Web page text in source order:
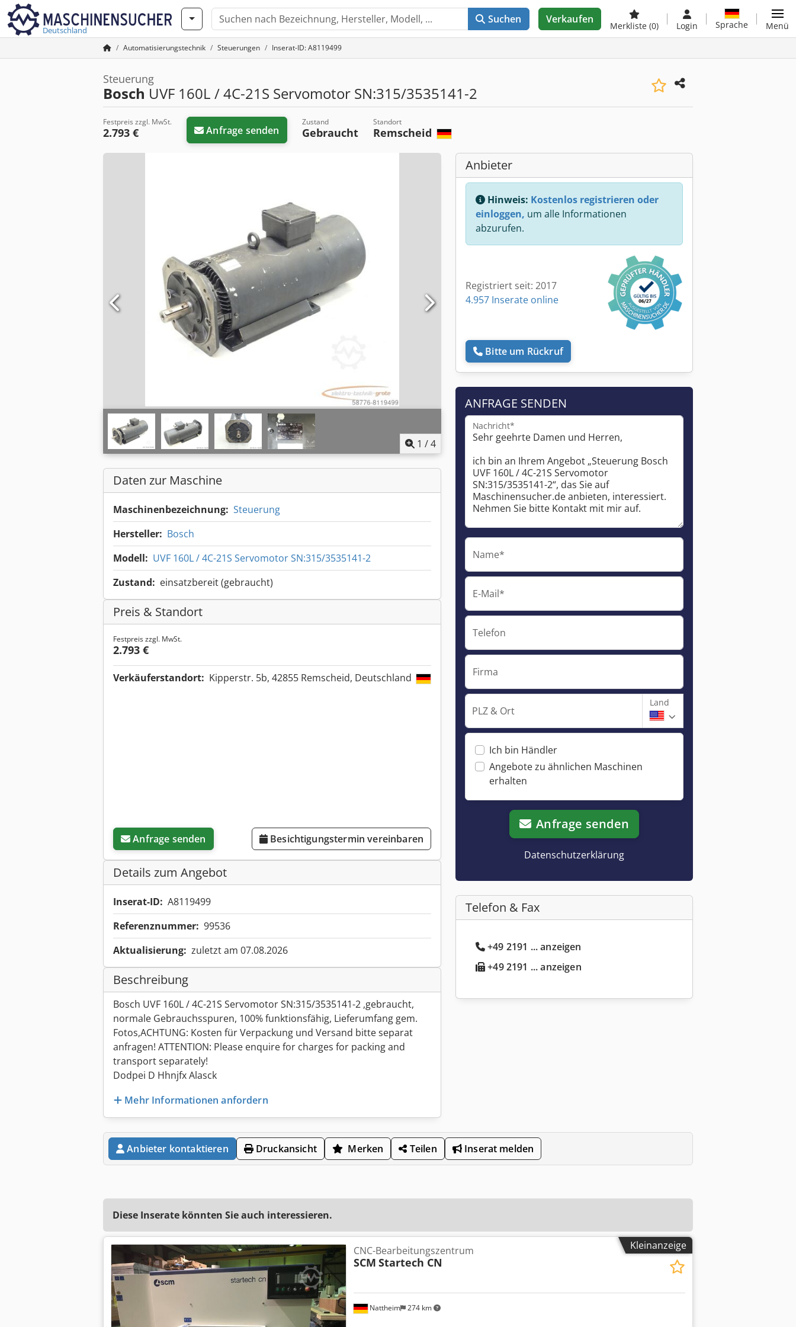
Deutschland
Suchen Verkaufen
Merkliste (0) Login Sprache Menü
Automatisierungstechnik Steuerungen Inserat-ID: A8119499
Steuerung
Bosch UVF 160L / 4C-21S Servomotor SN:315/3535141-2
Festpreis zzgl. MwSt.
2.793 € Anfrage senden
Zustand
Gebraucht
Standort
Remscheid
1 /4
Daten zur Maschine
Maschinenbezeichnung: Steuerung
Hersteller: Bosch
Modell: UVF 160L / 4C-21S Servomotor SN:315/3535141-2
Zustand: einsatzbereit (gebraucht)
Preis & Standort
Festpreis zzgl. MwSt.
2.793 €
Verkäuferstandort: Kipperstr. 5b, 42855 Remscheid, Deutschland
Anfrage senden Besichtigungstermin vereinbaren
Details zum Angebot
Inserat-ID: A8119499
Referenznummer: 99536
Aktualisierung: zuletzt am 07.08.2026
Beschreibung
Bosch UVF 160L / 4C-21S Servomotor SN:315/3535141-2 ,gebraucht,
normale Gebrauchsspuren, 100% funktionsfähig, Lieferumfang gem.
Fotos,ACHTUNG: Kosten für Verpackung und Versand bitte separat
anfragen! ATTENTION: Please enquire for charges for packing and
transport separately!
Dodpei D Hhnjfx Alasck
Mehr Informationen anfordern
Anbieter
Hinweis: Kostenlos registrieren oder
einloggen, um alle Informationen
abzurufen.
Registriert seit: 2017
4.957 Inserate online
Bitte um Rückruf
ANFRAGE SENDEN
Nachricht*
Name*
E-Mail*
Telefon
Firma
PLZ & Ort
Land
Ich bin Händler
Angebote zu ähnlichen Maschinen
erhalten
Anfrage senden
Datenschutzerklärung
Telefon & Fax
+49 2191 ... anzeigen
+49 2191 ... anzeigen
Anbieter kontaktieren Druckansicht Merken Teilen Inserat melden
Diese Inserate könnten Sie auch interessieren.
Kleinanzeige
Nattheim 274 km
CNC-Bearbeitungszentrum
SCM Startech CN